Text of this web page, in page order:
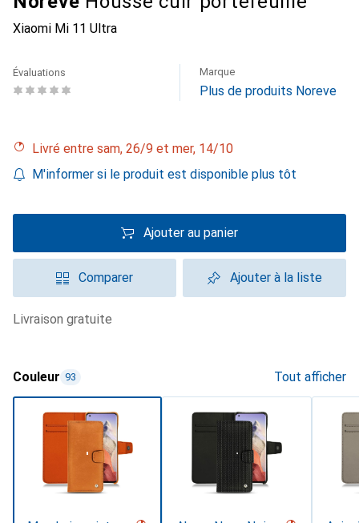
Xiaomi Mi 11 Ultra
Évaluations Marque
Plus de produits Noreve
Livré entre sam, 26/9 et mer, 14/10
M'informer si le produit est disponible plus tôt
Ajouter au panier
Comparer Ajouter à la liste
livraison gratuite
Couleur 93 Tout afficher